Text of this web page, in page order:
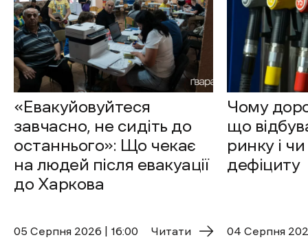
«Евакуйовуйтеся
завчасно, не сидіть до
останнього»: Що чекає
на людей після евакуації
до Харкова
05 Cерпня 2026 | 16:00 Читати
Чому
що
ринку і
дефіциту
04 Cерпня